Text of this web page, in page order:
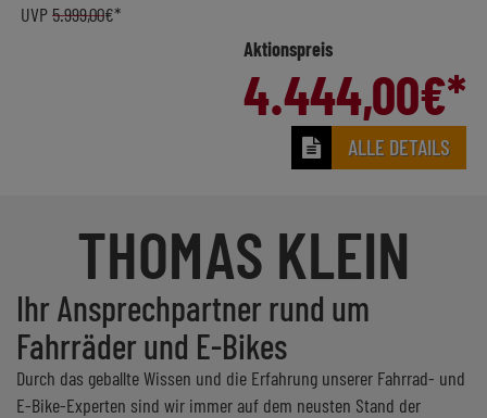
UVP5.999,00€*
Aktionspreis
4.444,00€*
ALLE DETAILS
THOMAS KLEIN
Ihr Ansprechpartner rund um
Fahrräder und E-Bikes
Durch das geballte Wissen und die Erfahrung unserer Fahrrad- und
E-Bike-Experten sind wir immer auf dem neusten Stand der